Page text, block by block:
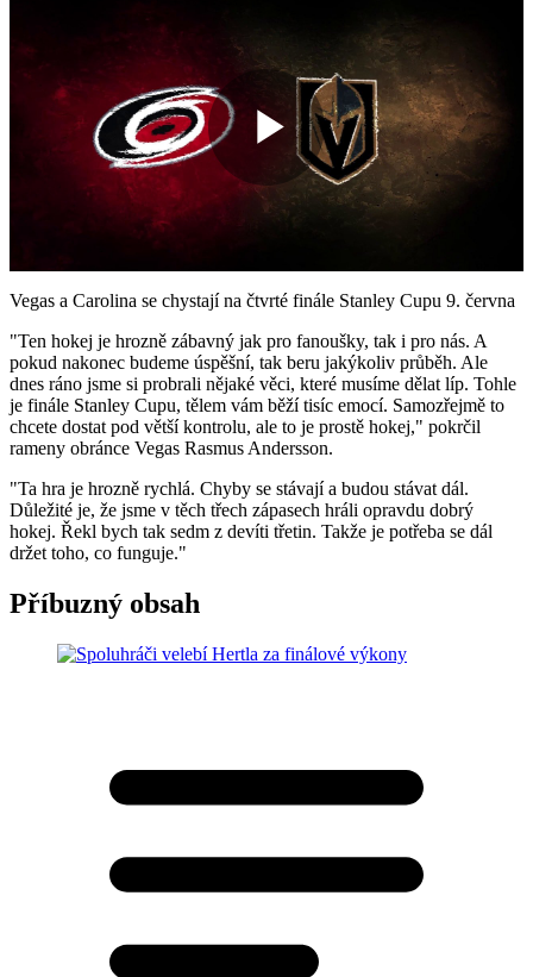
Play
Video
Vegas a Carolina se chystají na čtvrté finále Stanley Cupu 9. června
"Ten hokej je hrozně zábavný jak pro fanoušky, tak i pro nás. A
pokud nakonec budeme úspěšní, tak beru jakýkoliv průběh. Ale
dnes ráno jsme si probrali nějaké věci, které musíme dělat líp. Tohle
je finále Stanley Cupu, tělem vám běží tisíc emocí. Samozřejmě to
chcete dostat pod větší kontrolu, ale to je prostě hokej," pokrčil
rameny obránce Vegas Rasmus Andersson.
"Ta hra je hrozně rychlá. Chyby se stávají a budou stávat dál.
Důležité je, že jsme v těch třech zápasech hráli opravdu dobrý
hokej. Řekl bych tak sedm z devíti třetin. Takže je potřeba se dál
držet toho, co funguje."
Příbuzný obsah